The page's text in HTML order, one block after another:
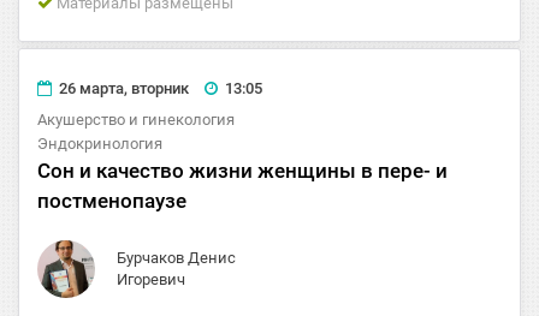
26 марта, вторник
13:05
Акушерство и гинекология
Эндокринология
Сон и качество жизни женщины в пере- и
постменопаузе
Бурчаков Денис
Игоревич